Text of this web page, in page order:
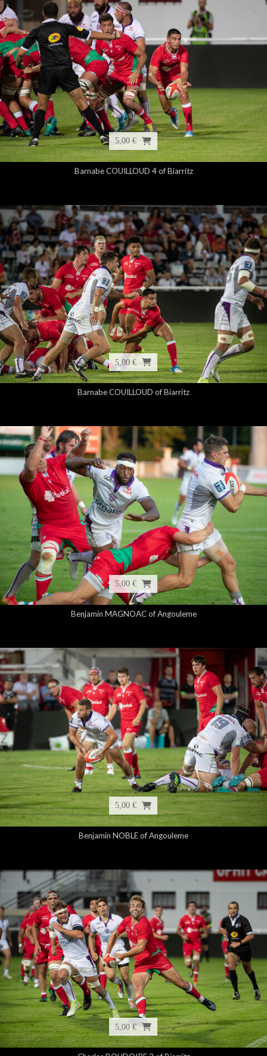
5,00 €
Barnabe COUILLOUD 4 of Biarritz
5,00 €
Barnabe COUILLOUD of Biarritz
5,00 €
Benjamin MAGNOAC of Angouleme
5,00 €
Benjamin NOBLE of Angouleme
5,00 €